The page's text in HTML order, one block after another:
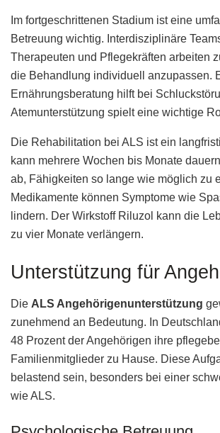
Im fortgeschrittenen Stadium ist eine
Betreuung wichtig. Interdisziplinäre
Therapeuten und Pflegekräften arbeiten
die Behandlung individuell anzupassen.
Ernährungsberatung hilft bei
Atemunterstützung spielt eine wichtige
Die Rehabilitation bei ALS ist ein
kann mehrere Wochen bis Monate
ab, Fähigkeiten so lange wie möglich zu
Medikamente können Symptome wie
lindern. Der Wirkstoff Riluzol kann die
zu vier Monate verlängern.
Unterstützung für
Die ALS Angehörigenunterstützung
zunehmend an Bedeutung. In
48 Prozent der Angehörigen ihre
Familienmitglieder zu Hause. Diese
belastend sein, besonders bei einer
wie ALS.